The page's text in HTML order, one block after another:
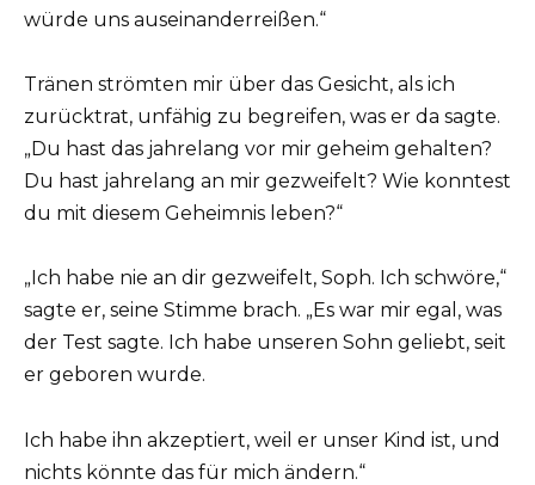
würde uns auseinanderreißen.“
Tränen strömten mir über das Gesicht, als ich
zurücktrat, unfähig zu begreifen, was er da sagte.
„Du hast das jahrelang vor mir geheim gehalten?
Du hast jahrelang an mir gezweifelt? Wie konntest
du mit diesem Geheimnis leben?“
„Ich habe nie an dir gezweifelt, Soph. Ich schwöre,“
sagte er, seine Stimme brach. „Es war mir egal, was
der Test sagte. Ich habe unseren Sohn geliebt, seit
er geboren wurde.
Ich habe ihn akzeptiert, weil er unser Kind ist, und
nichts könnte das für mich ändern.“